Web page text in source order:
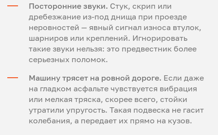
Посторонние звуки. Стук, скрип или
дребезжание из-под днища при проезде
неровностей — явный сигнал износа втулок,
шарниров или креплений. Игнорировать
такие звуки нельзя: это предвестник более
серьезных поломок.
Машину трясет на ровной дороге. Если даже
на гладком асфальте чувствуется вибрация
или мелкая тряска, скорее всего, стойки
утратили упругость. Такая подвеска не гасит
колебания, а передает их прямо на кузов.